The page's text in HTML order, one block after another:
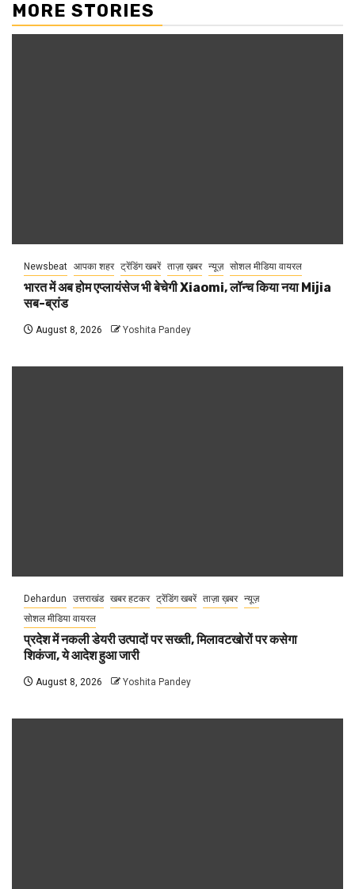
MORE STORIES
Newsbeat आपका शहर ट्रेंडिंग खबरें ताज़ा ख़बर न्यूज़ सोशल मीडिया वायरल
भारत में अब होम एप्लायंसेज भी बेचेगी Xiaomi, लॉन्च किया नया Mijia
सब-ब्रांड
August 8, 2026 Yoshita Pandey
Dehardun उत्तराखंड खबर हटकर ट्रेंडिंग खबरें ताज़ा ख़बर न्यूज़
सोशल मीडिया वायरल
प्रदेश में नकली डेयरी उत्पादों पर सख्ती, मिलावटखोरों पर कसेगा
शिकंजा, ये आदेश हुआ जारी
August 8, 2026 Yoshita Pandey